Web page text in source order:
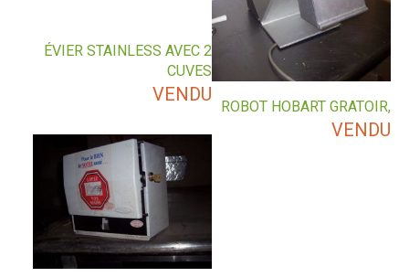
ROBOT HOBART GRATOIR,
VENDU
ÉVIER STAINLESS AVEC 2
CUVES
VENDU